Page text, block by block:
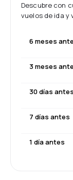
Descubre con
vuelos de ida y
6 meses
3 meses
30 días antes
7 días antes
1 día antes